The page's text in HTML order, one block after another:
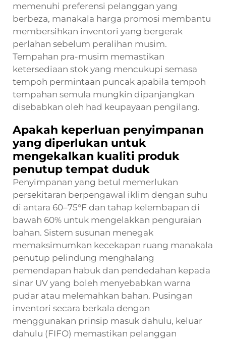
memenuhi preferensi pelanggan yang
berbeza, manakala harga promosi membantu
membersihkan inventori yang bergerak
perlahan sebelum peralihan musim.
Tempahan pra-musim memastikan
ketersediaan stok yang mencukupi semasa
tempoh permintaan puncak apabila tempoh
tempahan semula mungkin dipanjangkan
disebabkan oleh had keupayaan pengilang.
Apakah keperluan penyimpanan
yang diperlukan untuk
mengekalkan kualiti produk
penutup tempat duduk
Penyimpanan yang betul memerlukan
persekitaran berpengawal iklim dengan suhu
di antara 60–75°F dan tahap kelembapan di
bawah 60% untuk mengelakkan penguraian
bahan. Sistem susunan menegak
memaksimumkan kecekapan ruang manakala
penutup pelindung menghalang
pemendapan habuk dan pendedahan kepada
sinar UV yang boleh menyebabkan warna
pudar atau melemahkan bahan. Pusingan
inventori secara berkala dengan
menggunakan prinsip masuk dahulu, keluar
dahulu (FIFO) memastikan pelanggan